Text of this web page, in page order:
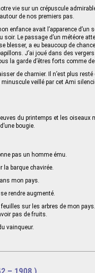
vie sur un crépuscule
de nos premiers pas.
enfance avait l’apparence
soir. Le passage d’un météore
blesser, a eu beaucoup de
J’ai joué dans des
la garde d’êtres forts comme
de charnier. Il n’est plus
minuscule veillé par cet Ami
du printemps et les
bougie.
pas un homme ému.
la barque chavirée.
mon pays.
rendre augmenté.
feuilles sur les arbres de mon pays.
pas de fruits.
vainqueur.